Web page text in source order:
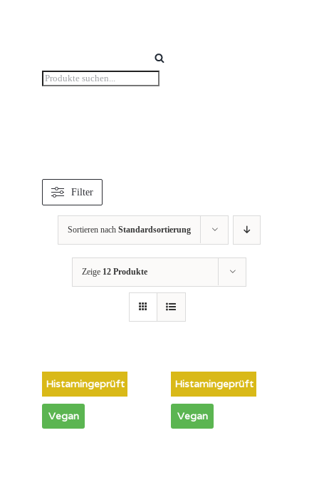
Products
Filter
Sortieren nachStandardsortierung
Zeige 12 Produkte
Histamingeprüft
Vegan
Histamingeprüft
Vegan